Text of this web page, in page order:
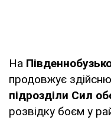
На
продовжує
підрозділи Сил
розвідку боєм у